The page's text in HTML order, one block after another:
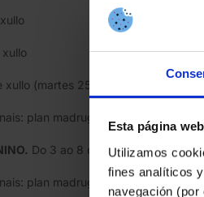
Esta página
Utilizamos
fines analíticos
navegación
xullo
(martes 25 festivo, hai
plan madruga, fotos e autobús
Do 3 ao 8 de xullo. A Madroa.
plan madruga, fotos e autobús